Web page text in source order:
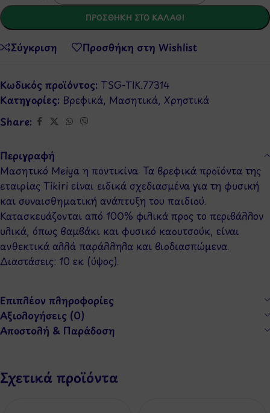
ΠΡΟΣΘΉΚΗ ΣΤΟ ΚΑΛΆΘΙ
Σύγκριση Προσθήκη στη Wishlist
Κωδικός προϊόντος: TSG-TIK.77314
Κατηγορίες: Βρεφικά, Μασητικά, Χρηστικά
Share:
Περιγραφή
Μασητικό Meiya η ποντικίνα. Τα βρεφικά προϊόντα της
εταιρίας Tikiri είναι ειδικά σχεδιασμένα για τη φυσική
και συναισθηματική ανάπτυξη του παιδιού.
Κατασκευάζονται από 100% φιλικά προς το περιβάλλον
υλικά, όπως βαμβάκι και φυσικό καουτσούκ, είναι
ανθεκτικά αλλά παράλληλα και βιοδιασπώμενα.
Διαστάσεις: 10 εκ (ύψος).
Επιπλέον πληροφορίες
Αξιολογήσεις (0)
Αποστολή & Παράδοση
Σχετικά προϊόντα